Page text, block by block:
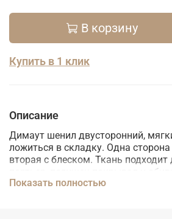
В корзину
Купить в 1 клик
Описание
Димаут шенил двусторонний,
ложиться в складку. Одна
вторая с блеском. Ткань подходит
портьер, подушек покрывал и
подвержена пилингу. Разрешена
Показать полностью